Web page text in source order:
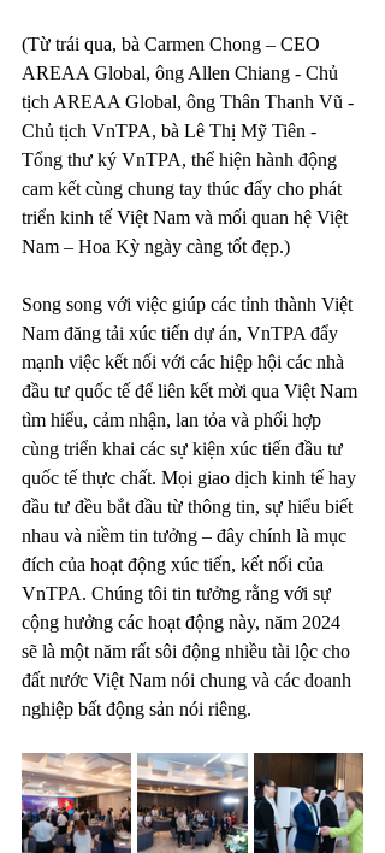
(Từ trái qua, bà Carmen Chong – CEO
AREAA Global, ông Allen Chiang - Chủ
tịch AREAA Global, ông Thân Thanh Vũ -
Chủ tịch VnTPA, bà Lê Thị Mỹ Tiên -
Tổng thư ký VnTPA, thể hiện hành động
cam kết cùng chung tay thúc đẩy cho phát
triển kinh tế Việt Nam và mối quan hệ Việt
Nam – Hoa Kỳ ngày càng tốt đẹp.)
Song song với việc giúp các tỉnh thành Việt
Nam đăng tải xúc tiến dự án, VnTPA đẩy
mạnh việc kết nối với các hiệp hội các nhà
đầu tư quốc tế để liên kết mời qua Việt Nam
tìm hiểu, cảm nhận, lan tỏa và phối hợp
cùng triển khai các sự kiện xúc tiến đầu tư
quốc tế thực chất. Mọi giao dịch kinh tế hay
đầu tư đều bắt đầu từ thông tin, sự hiểu biết
nhau và niềm tin tưởng – đây chính là mục
đích của hoạt động xúc tiến, kết nối của
VnTPA. Chúng tôi tin tưởng rằng với sự
cộng hưởng các hoạt động này, năm 2024
sẽ là một năm rất sôi động nhiều tài lộc cho
đất nước Việt Nam nói chung và các doanh
nghiệp bất động sản nói riêng.